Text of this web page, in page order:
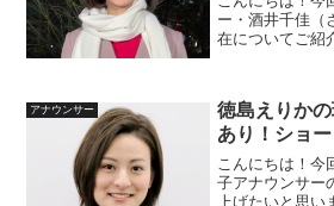
ー・酒井千佳
在についてご紹
騒がせたこと
氏や妹の存在は
の真相は・・・
アナウンサー
徳島えりか
あり！ショ
こんにちは！今
子アナウンサー
上げたいと思い